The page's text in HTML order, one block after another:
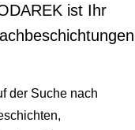
ist Ihr
der Suche nach